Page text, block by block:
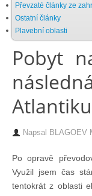
ČANY
Kdo jsme
Zveme vás mezi
Setkání ČANY
Oznámení
Převzaté články ze
Ostatní články
Plavební oblasti
Pobyt
Napsal BLAGOEV
Po opravě
Využil jsem čas
tentokrát z oblasti